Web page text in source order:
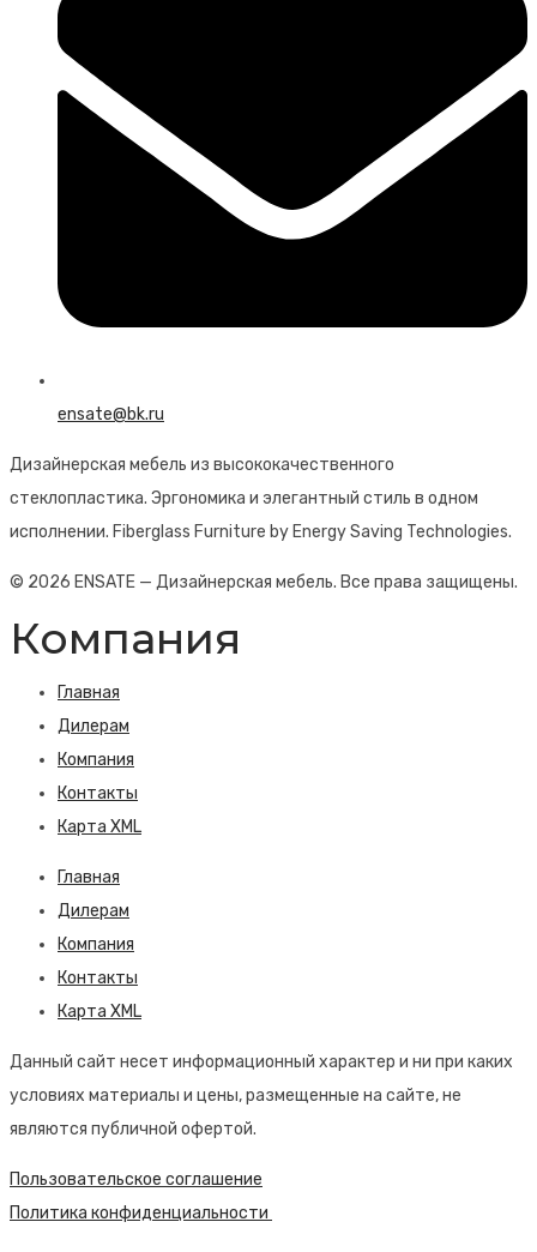
ensate@bk.ru
Дизайнерская мебель из высококачественного
стеклопластика. Эргономика и элегантный стиль в одном
исполнении. Fiberglass Furniture by Energy Saving Technologies.
© 2026 ENSATE — Дизайнерская мебель. Все права защищены.
Компания
Главная
Дилерам
Компания
Контакты
Карта XML
Главная
Дилерам
Компания
Контакты
Карта XML
Данный сайт несет информационный характер и ни при каких
условиях материалы и цены, размещенные на сайте, не
являются публичной офертой.
Пользовательское соглашение
Политика конфиденциальности